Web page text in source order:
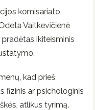
komisariato
Vaitkevičienė
pradėtas ikiteisminis
kad prieš
fizinis ar psichologinis
atlikus tyrimą.